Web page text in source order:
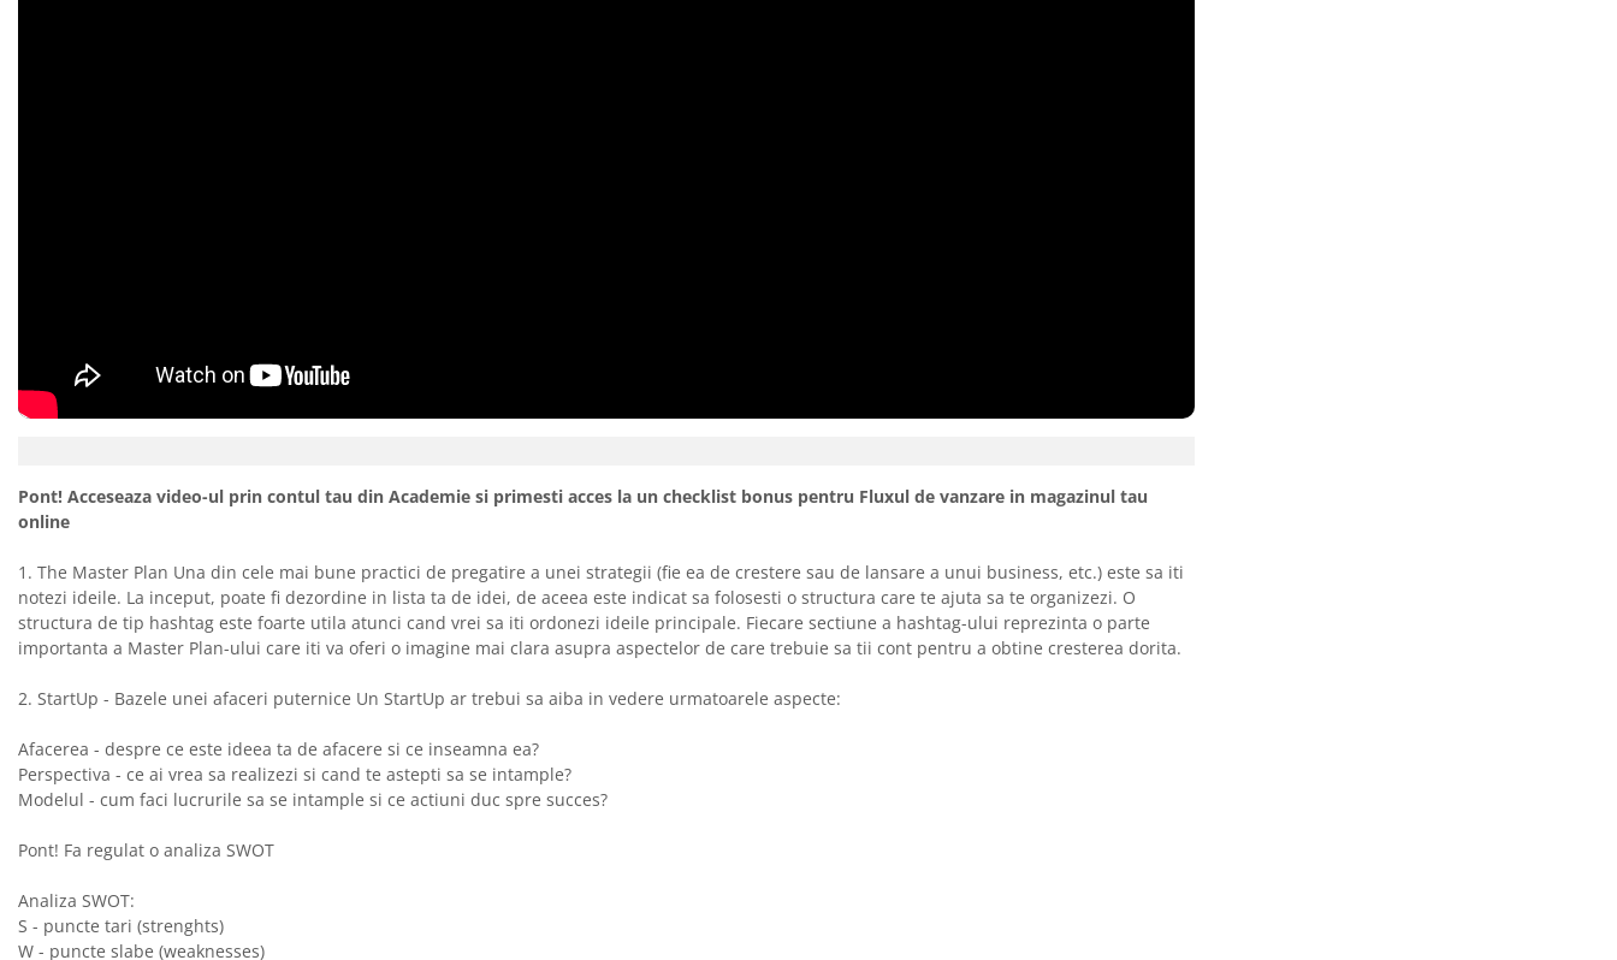
Pont! Acceseaza video-ul prin contul tau din Academie si primesti acces la un checklist bonus pentru Fluxul de vanzare in magazinul tau
online
1. The Master Plan Una din cele mai bune practici de pregatire a unei strategii (fie ea de crestere sau de lansare a unui business, etc.) este sa iti
notezi ideile. La inceput, poate fi dezordine in lista ta de idei, de aceea este indicat sa folosesti o structura care te ajuta sa te organizezi. O
structura de tip hashtag este foarte utila atunci cand vrei sa iti ordonezi ideile principale. Fiecare sectiune a hashtag-ului reprezinta o parte
importanta a Master Plan-ului care iti va oferi o imagine mai clara asupra aspectelor de care trebuie sa tii cont pentru a obtine cresterea dorita.
2. StartUp - Bazele unei afaceri puternice Un StartUp ar trebui sa aiba in vedere urmatoarele aspecte:
Afacerea - despre ce este ideea ta de afacere si ce inseamna ea?
Perspectiva - ce ai vrea sa realizezi si cand te astepti sa se intample?
Modelul - cum faci lucrurile sa se intample si ce actiuni duc spre succes?
Pont! Fa regulat o analiza SWOT
Analiza SWOT:
S - puncte tari (strenghts)
W - puncte slabe (weaknesses)